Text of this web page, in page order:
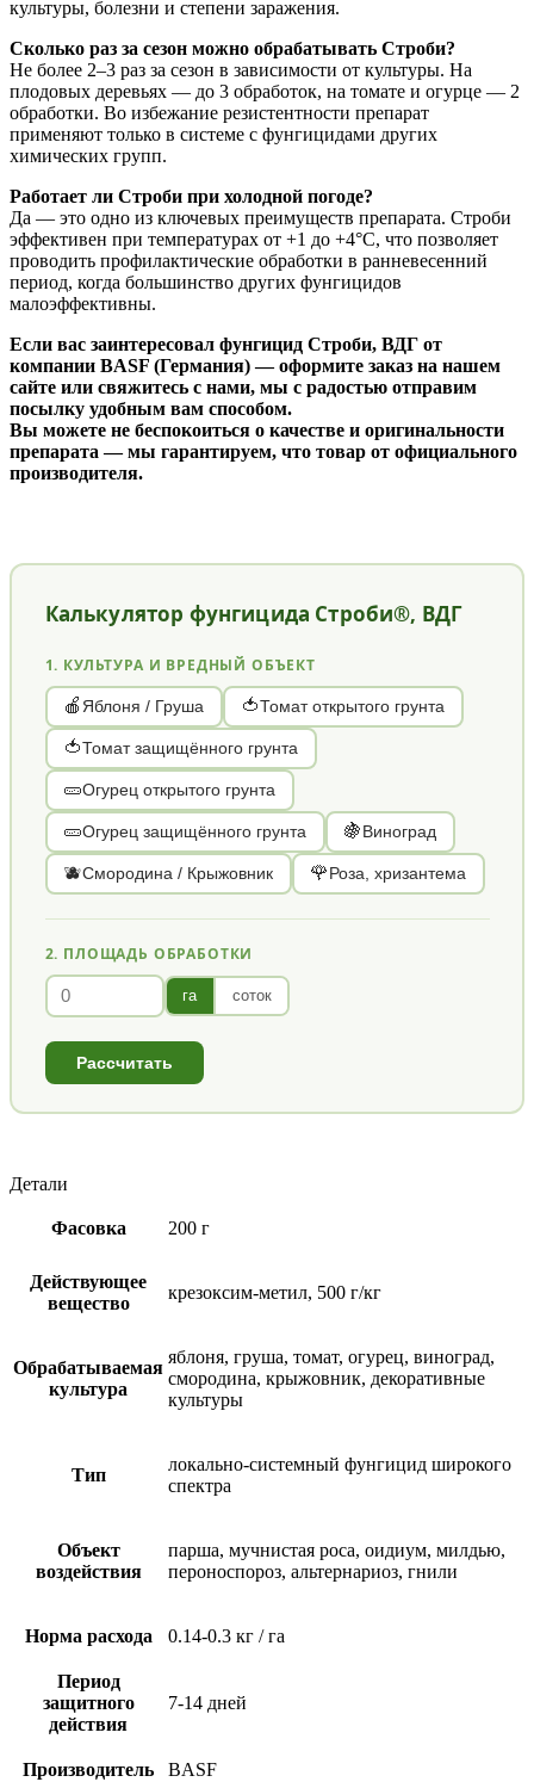
культуры, болезни и степени заражения.
Сколько раз за сезон можно обрабатывать Строби?
Не более 2–3 раз за сезон в зависимости от культуры. На
плодовых деревьях — до 3 обработок, на томате и огурце — 2
обработки. Во избежание резистентности препарат
применяют только в системе с фунгицидами других
химических групп.
Работает ли Строби при холодной погоде?
Да — это одно из ключевых преимуществ препарата. Строби
эффективен при температурах от +1 до +4°С, что позволяет
проводить профилактические обработки в ранневесенний
период, когда большинство других фунгицидов
малоэффективны.
Если вас заинтересовал фунгицид Строби, ВДГ от
компании BASF (Германия) — оформите заказ на нашем
сайте или свяжитесь с нами, мы с радостью отправим
посылку удобным вам способом.
Вы можете не беспокоиться о качестве и оригинальности
препарата — мы гарантируем, что товар от официального
производителя.
Калькулятор фунгицида Строби®, ВДГ
1. КУЛЬТУРА И ВРЕДНЫЙ ОБЪЕКТ
🍎 Яблоня / Груша 🍅Томат открытого грунта
🍅Томат защищённого грунта
🥒Огурец открытого грунта
🥒Огурец защищённого грунта 🍇 Виноград
🫐Смородина / Крыжовник 🌹 Роза, хризантема
2. ПЛОЩАДЬ ОБРАБОТКИ
га соток
Рассчитать
Детали
Фасовка 200 г
Действующее
вещество
крезоксим-метил, 500 г/кг
Обрабатываемая
культура
яблоня, груша, томат, огурец, виноград,
смородина, крыжовник, декоративные
культуры
Тип
локально-системный фунгицид широкого
спектра
Объект
воздействия
парша, мучнистая роса, оидиум, милдью,
пероноспороз, альтернариоз, гнили
Норма расхода 0.14-0.3 кг / га
Период
защитного
действия
7-14 дней
Производитель BASF